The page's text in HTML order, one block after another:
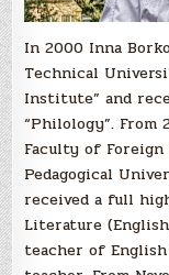
In 2000 Inna
Technical
Institute” and
“Philology”.
Faculty of
Pedagogical
received a full
Literature
teacher of